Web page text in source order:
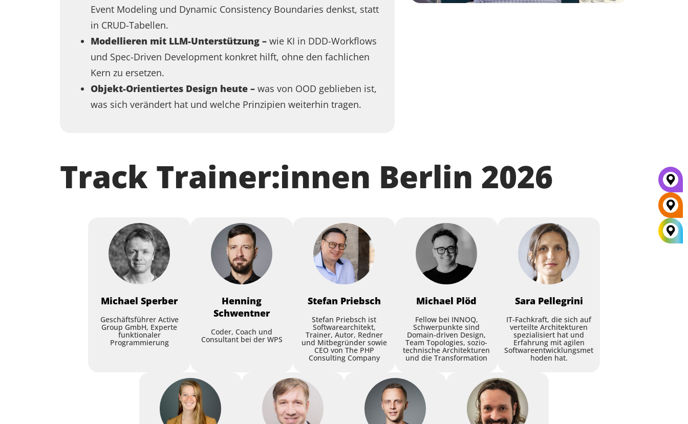
Event Modeling und Dynamic Consistency Boundaries denkst, statt
in CRUD-Tabellen.
Modellieren mit LLM-Unterstützung – wie KI in DDD-Workflows
und Spec-Driven Development konkret hilft, ohne den fachlichen
Kern zu ersetzen.
Objekt-Orientiertes Design heute – was von OOD geblieben ist,
was sich verändert hat und welche Prinzipien weiterhin tragen.
Track Trainer:innen Berlin 2026
Michael Sperber
Geschäftsführer Active
Group GmbH, Experte
funktionaler
Programmierung
Henning
Schwentner
Coder, Coach und
Consultant bei der WPS
Stefan Priebsch
Stefan Priebsch ist
Softwarearchitekt,
Trainer, Autor, Redner
und Mitbegründer sowie
CEO von The PHP
Consulting Company
Michael Plöd
Fellow bei INNOQ,
Schwerpunkte sind
Domain-driven Design,
Team Topologies, sozio-
technische Architekturen
und die Transformation
Sara Pellegrini
IT-Fachkraft, die sich auf
verteilte Architekturen
spezialisiert hat und
Erfahrung mit agilen
Softwareentwicklungsmet
hoden hat.